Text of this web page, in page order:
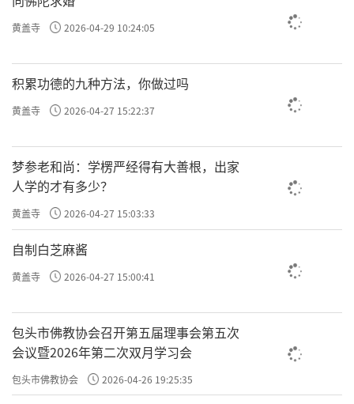
黄盖寺 2026-04-29 10:24:05
积累功德的九种方法，你做过吗
黄盖寺 2026-04-27 15:22:37
梦参老和尚：学楞严经得有大善根，出家
人学的才有多少？
黄盖寺 2026-04-27 15:03:33
自制白芝麻酱
黄盖寺 2026-04-27 15:00:41
包头市佛教协会召开第五届理事会第五次
会议暨2026年第二次双月学习会
包头市佛教协会 2026-04-26 19:25:35